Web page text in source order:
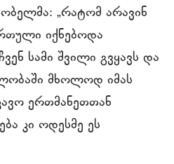
„რატომ არავინ
იქნებოდა
სამი შვილი გვყავს და
მხოლოდ იმას
ერთმანეთთან
კი ოდესმე ეს